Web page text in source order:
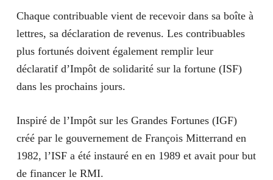
Chaque contribuable vient de recevoir dans sa boîte à
lettres, sa déclaration de revenus. Les contribuables
plus fortunés doivent également remplir leur
déclaratif d’Impôt de solidarité sur la fortune (ISF)
dans les prochains jours.
Inspiré de l’Impôt sur les Grandes Fortunes (IGF)
créé par le gouvernement de François Mitterrand en
1982, l’ISFa été instauré en en 1989 et avait pour but
de financer le RMI.